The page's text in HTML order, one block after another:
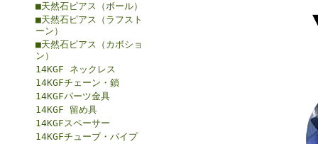
■天然石ピアス（ボール）
■天然石ピアス（ラフスト
ーン）
■天然石ピアス（カボショ
ン）
14KGF ネックレス
14KGFチェーン・鎖
14KGFパーツ金具
14KGF 留め具
14KGFスペーサー
14KGFチューブ・パイプ